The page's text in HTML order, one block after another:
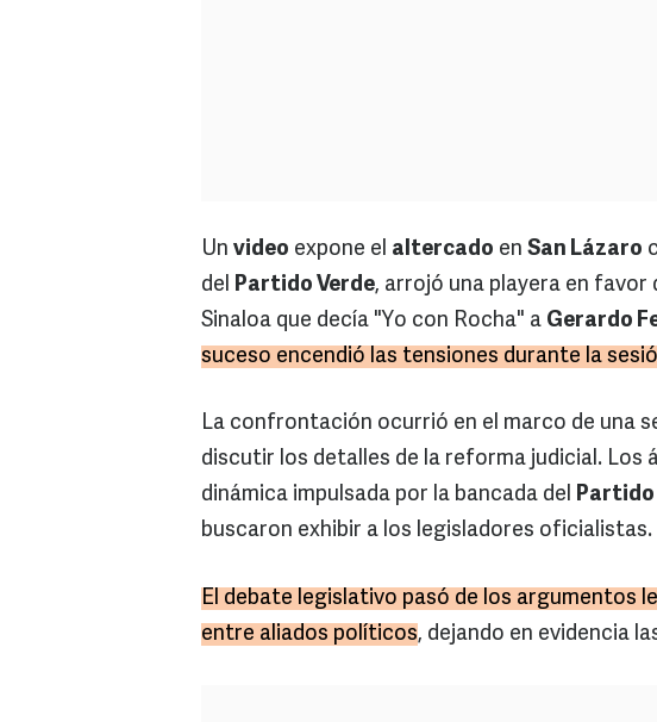
Un video expone el altercado en San Lázaro
del Partido Verde, arrojó una playera en favor
Sinaloa que decía "Yo con Rocha" a Gerardo
suceso encendió las tensiones durante la
La confrontación ocurrió en el marco de una
discutir los detalles de la reforma judicial. Los
dinámica impulsada por la bancada del Partido
buscaron exhibir a los legisladores oficialistas.
El debate legislativo pasó de los argumentos
entre aliados políticos, dejando en evidencia